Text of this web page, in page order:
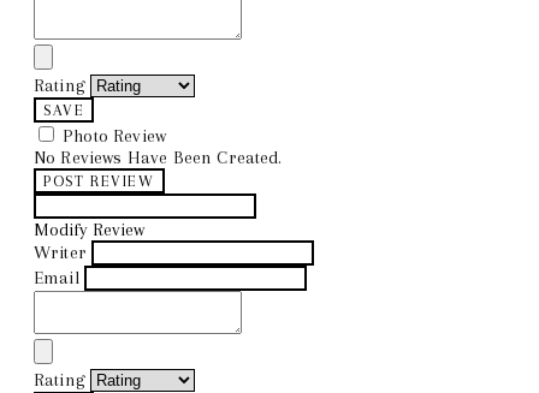
Rating
SAVE
Photo Review
No Reviews Have Been Created.
POST REVIEW
Modify Review
Writer
Email
Rating